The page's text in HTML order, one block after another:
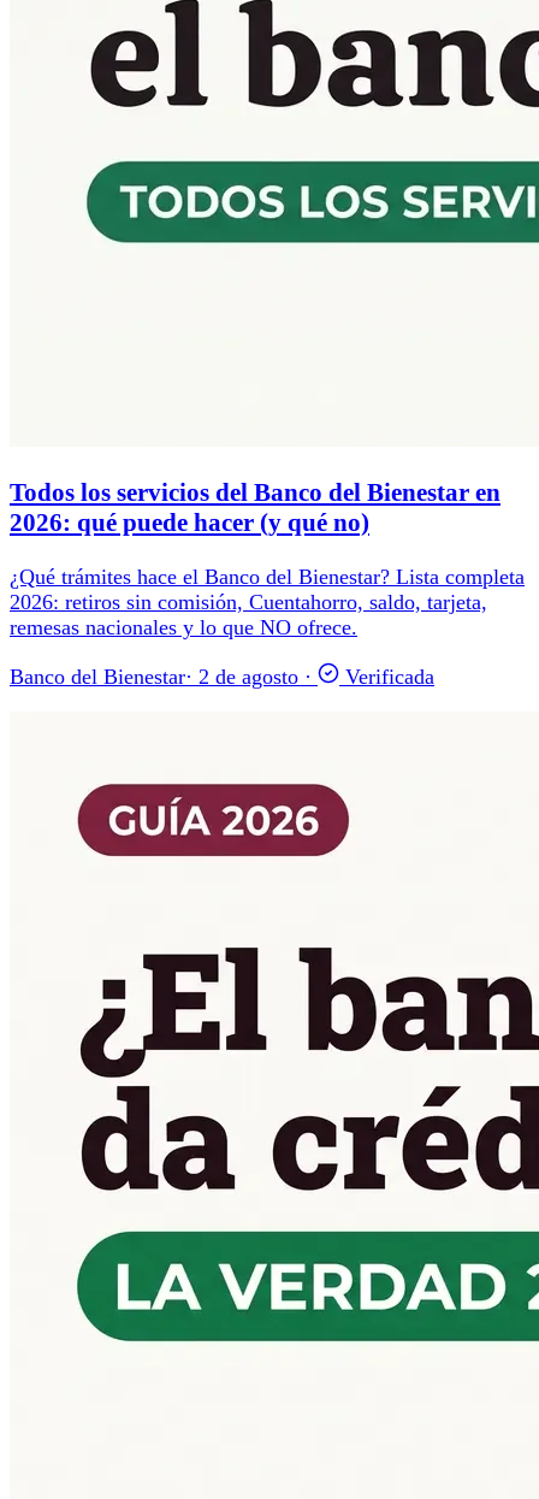
Todos los servicios del Banco del Bienestar en
2026: qué puede hacer (y qué no)
¿Qué trámites hace el Banco del Bienestar? Lista completa
2026: retiros sin comisión, Cuentahorro, saldo, tarjeta,
remesas nacionales y lo que NO ofrece.
Banco del Bienestar· 2 de agosto · Verificada